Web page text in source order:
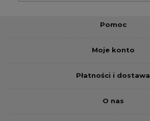
Pomoc
Moje konto
Płatności i dostawa
O nas